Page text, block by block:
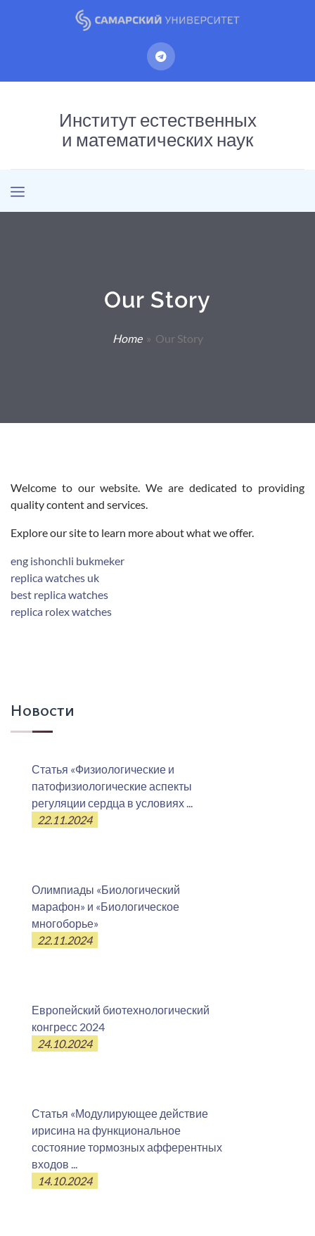
Институт естественных
и математических наук
Our Story
Home» Our Story
Welcome to our website. We are dedicated to providing
quality content and services.
Explore our site to learn more about what we offer.
eng ishonchli bukmeker
replica watches uk
best replica watches
replica rolex watches
Новости
Статья «Физиологические и
патофизиологические аспекты
регуляции сердца в условиях ...
22.11.2024
Олимпиады «Биологический
марафон» и «Биологическое
многоборье»
22.11.2024
Европейский биотехнологический
конгресс 2024
24.10.2024
Статья «Модулирующее действие
ирисина на функциональное
состояние тормозных афферентных
входов ...
14.10.2024